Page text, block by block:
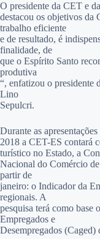
O presidente da CET e
destacou os objetivos da
trabalho eficiente
e de resultado, é
finalidade, de
que o Espírito Santo
produtiva
“, enfatizou o presidente
Lino
Sepulcri.
Durante as
2018 a CET-ES contará
turístico no Estado, a
Nacional do Comércio
partir de
janeiro: o Indicador da
regionais. A
pesquisa terá como base
Empregados e
Desempregados